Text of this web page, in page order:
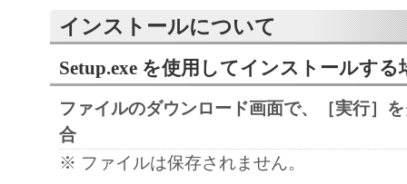
お客様は、日本国政府または関連する外国
許可等を得ることなしに、「本ソフトウェ
は一部を、直接または間接に輸出してはな
キヤノン、キヤノンの子会社、関係会社、
理店および販売店、並びにキヤノンのライ
客様による「本ソフトウェア」の使用を支
インストールについて
Setup.exe を使用してインストールする
ファイルのダウンロード画面で、［実行］
合
※ ファイルは保存されません。